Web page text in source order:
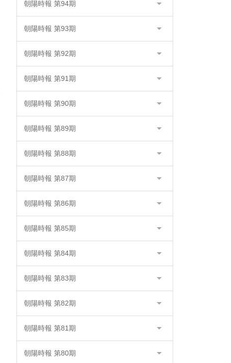
朝陽時報 第94期
朝陽時報 第93期
朝陽時報 第92期
朝陽時報 第91期
朝陽時報 第90期
朝陽時報 第89期
朝陽時報 第88期
朝陽時報 第87期
朝陽時報 第86期
朝陽時報 第85期
朝陽時報 第84期
朝陽時報 第83期
朝陽時報 第82期
朝陽時報 第81期
朝陽時報 第80期